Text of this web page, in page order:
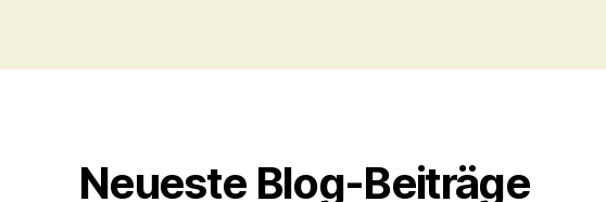
Neueste Blog-Beiträge